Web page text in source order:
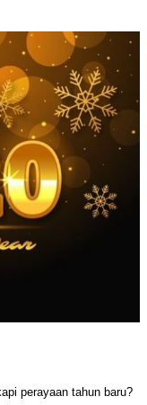
perayaan tahun baru?